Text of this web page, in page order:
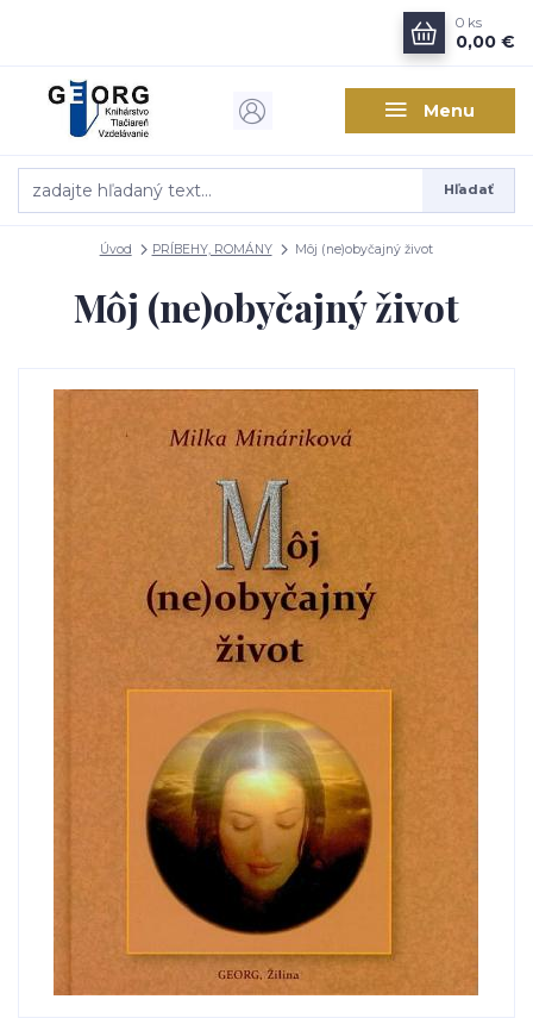
Menu
Hľadať
0 ks
0,00 €
Úvod PRÍBEHY, ROMÁNY Môj (ne)obyčajný život
Môj (ne)obyčajný život